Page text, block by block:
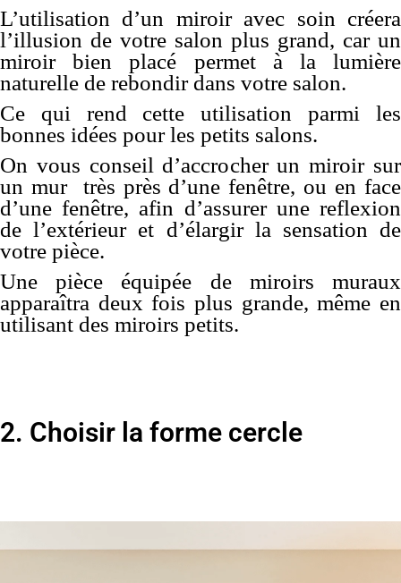
L’utilisation d’un miroir avec soin créera
l’illusion de votre salon plus grand, car un
miroir bien placé permet à la lumière
naturelle de rebondir dans votre salon.
Ce qui rend cette utilisation parmi les
bonnes idées pour les petits salons.
On vous conseil d’accrocher un miroir sur
un mur très près d’une fenêtre, ou en face
d’une fenêtre, afin d’assurer une reflexion
de l’extérieur et d’élargir la sensation de
votre pièce.
Une pièce équipée de miroirs muraux
apparaîtra deux fois plus grande, même en
utilisant des miroirs petits.
2. Choisir la forme cercle